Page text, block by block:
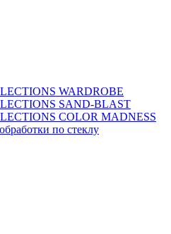
WARDROBE
SAND-BLAST
COLOR MADNESS
по стеклу